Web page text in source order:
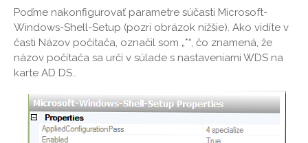
Poďme nakonfigurovať parametre súčasti Microsoft-
Windows-Shell-Setup (pozri obrázok nižšie). Ako vidíte v
časti Názov počítača, označil som „*“, čo znamená, že
názov počítača sa určí v súlade s nastaveniami WDS na
karte AD DS..